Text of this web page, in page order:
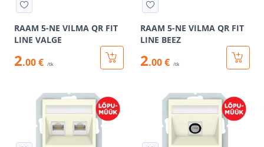
RAAM 5-NE VILMA QR FIT
LINE VALGE
2.00 € /tk
RAAM 5-NE VILMA QR FIT
LINE BEEZ
2.00 € /tk